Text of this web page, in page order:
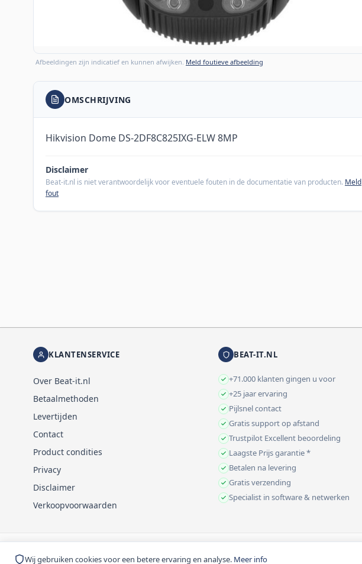
Wij gebruiken cookies voor een betere ervaring en analyse. Meer info
Afbeeldingen zijn indicatief en kunnen afwijken. Meld foutieve afbeelding
OMSCHRIJVING
Hikvision Dome DS-2DF8C825IXG-ELW 8MP
Disclaimer
Beat-it.nl is niet verantwoordelijk voor eventuele fouten in de documentatie van producten. Meld
fout
KLANTENSERVICE
Over Beat-it.nl
Betaalmethoden
Levertijden
Contact
Product condities
Privacy
Disclaimer
Verkoopvoorwaarden
BEAT-IT.NL
+71.000 klanten gingen u voor
+25 jaar ervaring
Pijlsnel contact
Gratis support op afstand
Trustpilot Excellent beoordeling
Laagste Prijs garantie *
Betalen na levering
Gratis verzending
Specialist in software & netwerken
© 1999-2026 Beat-it.nl. Vermelde prijzen zijn excl. BTW tenzij anders vermeld.